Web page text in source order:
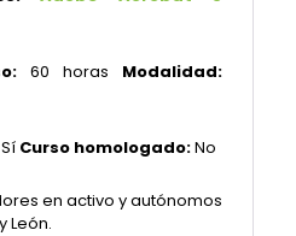
60 horas Modalidad:
Sí Curso homologado:No
en activo y autónomos
León.